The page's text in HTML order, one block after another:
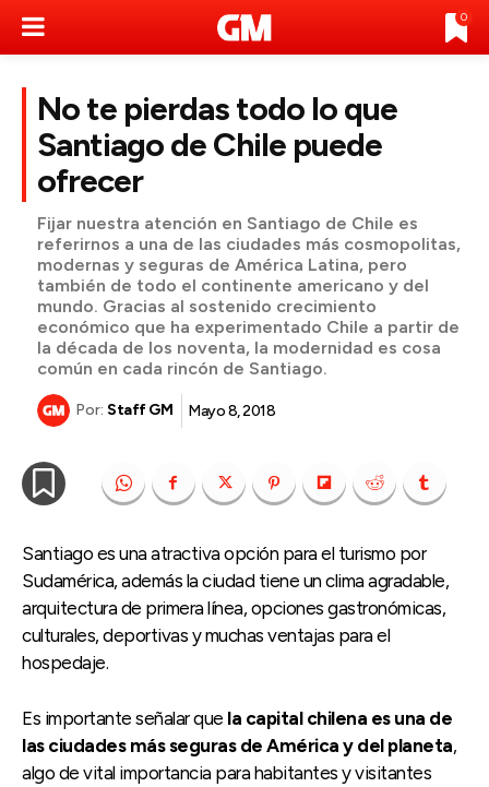
0
No te pierdas todo lo que
Santiago de Chile puede
ofrecer
Fijar nuestra atención en Santiago de Chile es
referirnos a una de las ciudades más cosmopolitas,
modernas y seguras de América Latina, pero
también de todo el continente americano y del
mundo. Gracias al sostenido crecimiento
económico que ha experimentado Chile a partir de
la década de los noventa, la modernidad es cosa
común en cada rincón de Santiago.
Por: Staff GM Mayo 8, 2018
Santiago es una atractiva opción para el turismo por
Sudamérica, además la ciudad tiene un clima agradable,
arquitectura de primera línea, opciones gastronómicas,
culturales, deportivas y muchas ventajas para el
hospedaje.
Es importante señalar que la capital chilena es una de
las ciudades más seguras de América y del planeta,
algo de vital importancia para habitantes y visitantes